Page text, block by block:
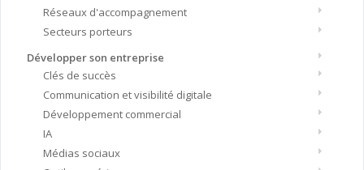
Réseaux d'accompagnement
Secteurs porteurs
Développer son entreprise
Clés de succès
Communication et visibilité digitale
Développement commercial
IA
Médias sociaux